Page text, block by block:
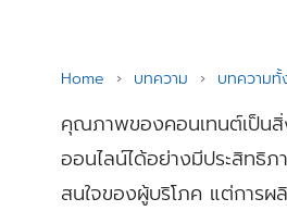
Home › บทความ › บทความ
คุณภาพของคอนเทนต์เป็นสิ่
ออนไลน์ได้อย่างมีประสิทธิ
สนใจของผู้บริโภค แต่การ